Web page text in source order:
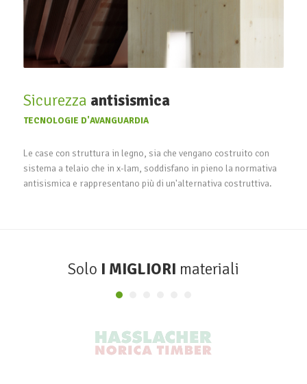
Sicurezza antisismica
TECNOLOGIE D'AVANGUARDIA
Le case con struttura in legno, sia che vengano costruito con
sistema a telaio che in x-lam, soddisfano in pieno la normativa
antisismica e rappresentano più di un'alternativa costruttiva.
Solo I MIGLIORI materiali